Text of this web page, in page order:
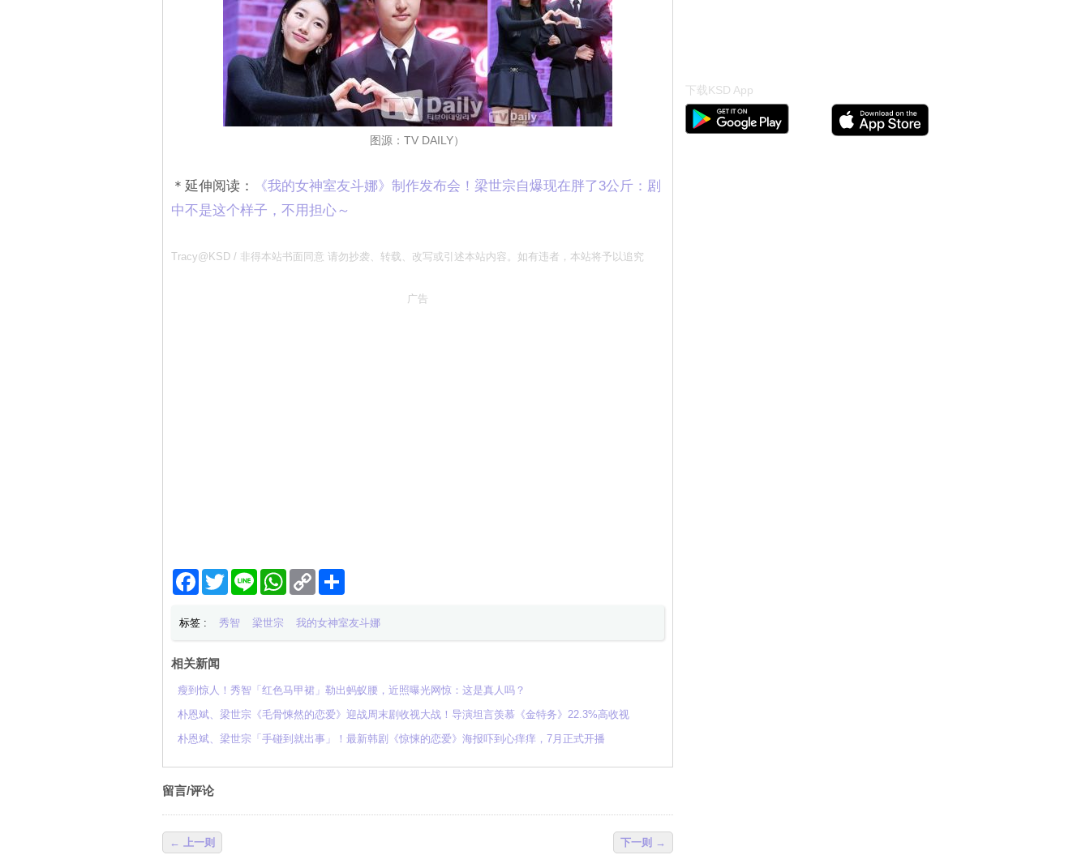
图源：TV DAILY）
＊延伸阅读：
《我的女神室友斗娜》制作发布会！梁世宗自爆现在胖了3公斤：剧
中不是这个样子，不用担心～
Tracy@KSD / 非得本站书面同意 请勿抄袭、转载、改写或引述本站内容。如有违者，本站将予以追究
广告
Facebook
TwitterLine WhatsApp
Copy
Link
分
标签 : 秀智 梁世宗 我的女神室友斗娜
相关新闻
瘦到惊人！秀智「红色马甲裙」勒出蚂蚁腰，近照曝光网惊：这是真人吗？
朴恩斌、梁世宗《毛骨悚然的恋爱》迎战周末剧收视大战！导演坦言羡慕《金特务》22.3%高收视
朴恩斌、梁世宗「手碰到就出事」！最新韩剧《惊悚的恋爱》海报吓到心痒痒，7月正式开播
留言/评论
← 上一则 下一则 →
下载KSD App